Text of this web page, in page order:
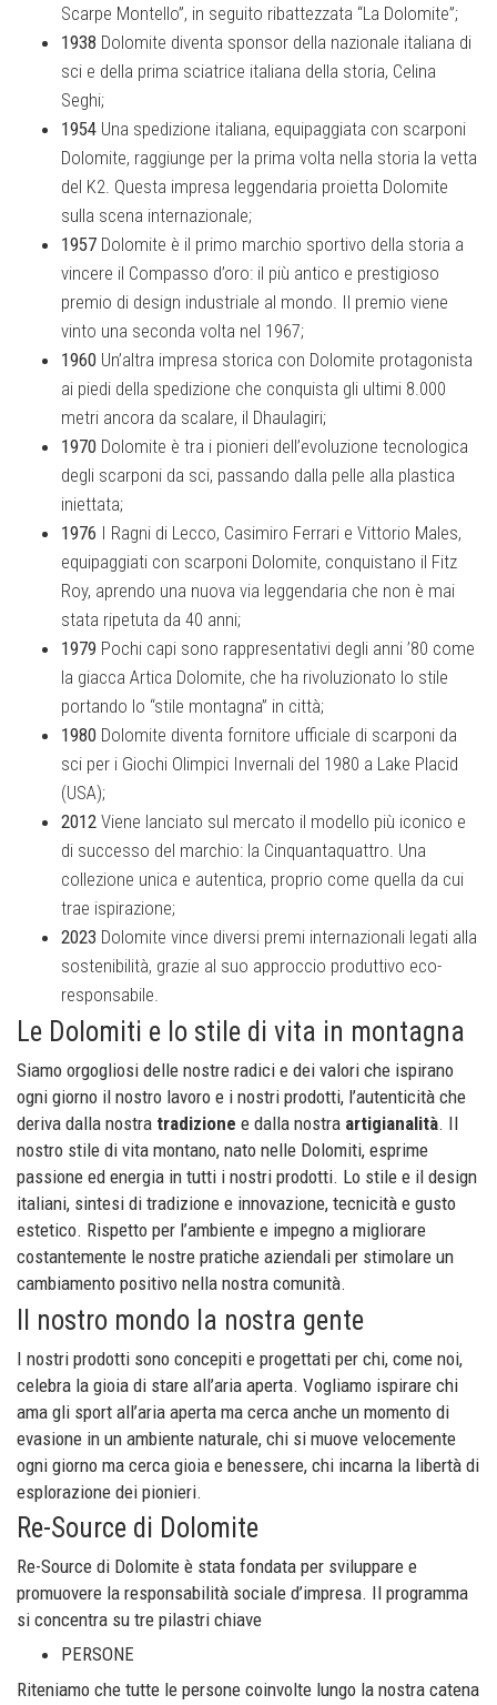
Scarpe Montello”, in seguito ribattezzata “La Dolomite”;
1938 Dolomite diventa sponsor della nazionale italiana di
sci e della prima sciatrice italiana della storia, Celina
Seghi;
1954 Una spedizione italiana, equipaggiata con scarponi
Dolomite, raggiunge per la prima volta nella storia la vetta
del K2. Questa impresa leggendaria proietta Dolomite
sulla scena internazionale;
1957 Dolomite è il primo marchio sportivo della storia a
vincere il Compasso d’oro: il più antico e prestigioso
premio di design industriale al mondo. Il premio viene
vinto una seconda volta nel 1967;
1960 Un’altra impresa storica con Dolomite protagonista
ai piedi della spedizione che conquista gli ultimi 8.000
metri ancora da scalare, il Dhaulagiri;
1970 Dolomite è tra i pionieri dell’evoluzione tecnologica
degli scarponi da sci, passando dalla pelle alla plastica
iniettata;
1976 I Ragni di Lecco, Casimiro Ferrari e Vittorio Males,
equipaggiati con scarponi Dolomite, conquistano il Fitz
Roy, aprendo una nuova via leggendaria che non è mai
stata ripetuta da 40 anni;
1979 Pochi capi sono rappresentativi degli anni ’80 come
la giacca Artica Dolomite, che ha rivoluzionato lo stile
portando lo “stile montagna” in città;
1980 Dolomite diventa fornitore ufficiale di scarponi da
sci per i Giochi Olimpici Invernali del 1980 a Lake Placid
(USA);
2012 Viene lanciato sul mercato il modello più iconico e
di successo del marchio: la Cinquantaquattro. Una
collezione unica e autentica, proprio come quella da cui
trae ispirazione;
2023 Dolomite vince diversi premi internazionali legati alla
sostenibilità, grazie al suo approccio produttivo eco-
responsabile.
Le Dolomiti e lo stile di vita in montagna
Siamo orgogliosi delle nostre radici e dei valori che ispirano
ogni giorno il nostro lavoro e i nostri prodotti, l’autenticità che
deriva dalla nostra tradizione e dalla nostra artigianalità. Il
nostro stile di vita montano, nato nelle Dolomiti, esprime
passione ed energia in tutti i nostri prodotti. Lo stile e il design
italiani, sintesi di tradizione e innovazione, tecnicità e gusto
estetico. Rispetto per l’ambiente e impegno a migliorare
costantemente le nostre pratiche aziendali per stimolare un
cambiamento positivo nella nostra comunità.
Il nostro mondo la nostra gente
I nostri prodotti sono concepiti e progettati per chi, come noi,
celebra la gioia di stare all’aria aperta. Vogliamo ispirare chi
ama gli sport all’aria aperta ma cerca anche un momento di
evasione in un ambiente naturale, chi si muove velocemente
ogni giorno ma cerca gioia e benessere, chi incarna la libertà di
esplorazione dei pionieri.
Re-Source di Dolomite
Re-Source di Dolomite è stata fondata per sviluppare e
promuovere la responsabilità sociale d’impresa. Il programma
si concentra su tre pilastri chiave
PERSONE
Riteniamo che tutte le persone coinvolte lungo la nostra catena